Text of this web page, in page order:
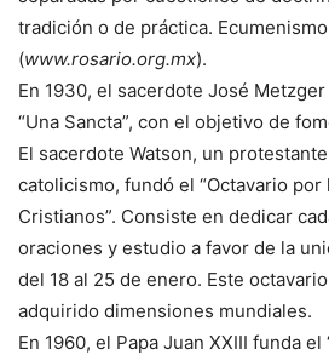
tradición o de práctica.
(www.rosario.org.mx).
En 1930, el sacerdote José
“Una Sancta”, con el objetivo de
El sacerdote Watson, un
catolicismo, fundó el “Octavario por
Cristianos”. Consiste en dedicar
oraciones y estudio a favor de la
del 18 al 25 de enero. Este
adquirido dimensiones mundiales.
En 1960, el Papa Juan XXIII funda